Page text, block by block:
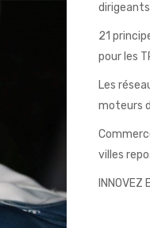
dirigeants
21
pour les
Les
moteurs
villes